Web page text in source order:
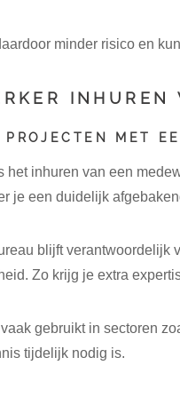
minder risico en
INHUREN
PROJECTEN MET
het inhuren van een
je een duidelijk
blijft verantwoordelijk
Zo krijg je extra
gebruikt in sectoren
tijdelijk nodig is.